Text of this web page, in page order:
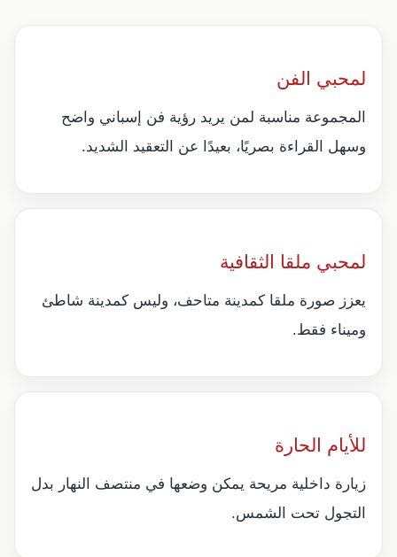
لمحبي الفن
المجموعة مناسبة لمن يريد رؤية فن إسباني واضح
وسهل القراءة بصريًا، بعيدًا عن التعقيد الشديد.
لمحبي ملقا الثقافية
يعزز صورة ملقا كمدينة متاحف، وليس كمدينة شاطئ
وميناء فقط.
للأيام الحارة
زيارة داخلية مريحة يمكن وضعها في منتصف النهار بدل
التجول تحت الشمس.